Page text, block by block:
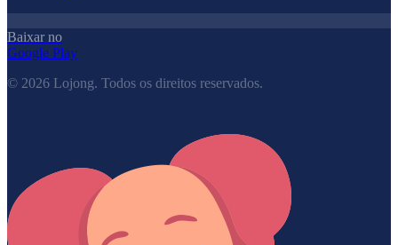
Baixar no
Google Play
© 2026 Lojong. Todos os direitos reservados.